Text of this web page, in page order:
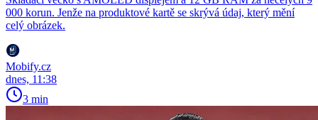
000 korun. Jenže na produktové kartě se skrývá údaj, který mění
celý obrázek.
Mobify.cz
dnes, 11:38
3 min